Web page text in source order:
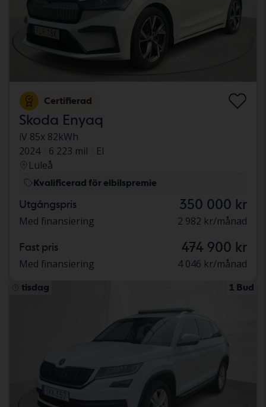
Certifierad
Skoda Enyaq
iV 85x 82kWh
2024
6 223 mil
El
Luleå
Kvalificerad för elbilspremie
Utgångspris 350 000 kr
Med finansiering 2 982 kr/månad
Fast pris 474 900 kr
Med finansiering 4 046 kr/månad
tisdag 1 Bud